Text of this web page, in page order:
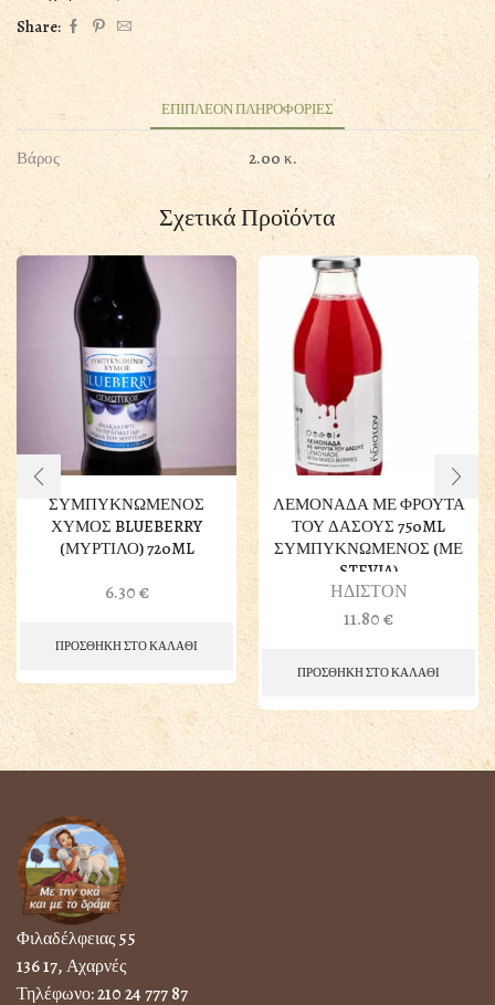
ΛΕΜΟΝΙ
750ML
STEVIA)
ποσότητα
Share:
ΕΠΙΠΛΕΟΝ ΠΛΗΡΟΦΟΡΙΕΣ
Βάρος 2.00 κ.
Σχετικά Προϊόντα
ΣΥΜΠΥΚΝΩΜΕΝΟΣ
ΧΥΜΟΣ BLUEBERRY
(ΜΥΡΤΙΛΟ) 720ML
6.30€
ΠΡΟΣΘΗΚΗ ΣΤΟ ΚΑΛΑΘΙ
ΛΕΜΟΝΑΔΑ ΜΕ ΦΡΟΥΤΑ
ΤΟΥ ΔΑΣΟΥΣ 750ML
ΣΥΜΠΥΚΝΩΜΕΝΟΣ (ΜΕ
STEVIA)
ΗΔΙΣΤΟΝ
11.80€
ΠΡΟΣΘΗΚΗ ΣΤΟ ΚΑΛΑΘΙ
Φιλαδέλφειας 55
136 17, Αχαρνές
Τηλέφωνο:210 24 777 87